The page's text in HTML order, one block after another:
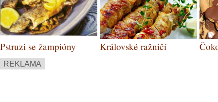
Pstruzi se žampióny Královské ražničí
REKLAMA